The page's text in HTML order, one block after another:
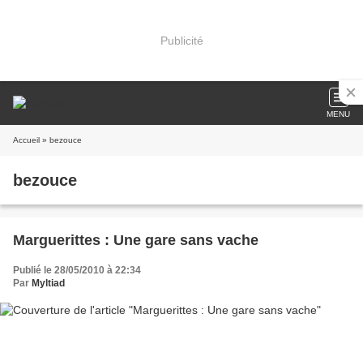
Publicité
MENU
Accueil » bezouce
bezouce
Marguerittes : Une gare sans vache
Publié le 28/05/2010 à 22:34
Par Myltiad